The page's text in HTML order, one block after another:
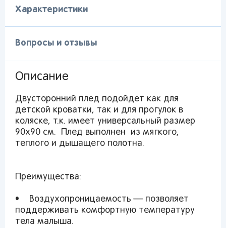
Характеристики
Вопросы и отзывы
Описание
Двусторонний плед подойдет как для
детской кроватки, так и для прогулок в
коляске, т.к. имеет универсальный размер
90х90 см. Плед выполнен из мягкого,
теплого и дышащего полотна.
Преимущества:
• Воздухопроницаемость — позволяет
поддерживать комфортную температуру
тела малыша.